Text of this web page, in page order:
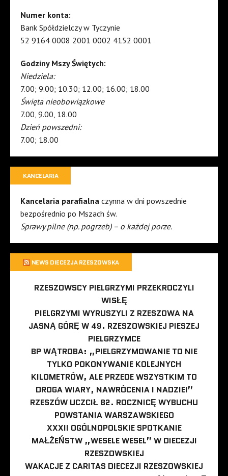
Numer konta:
Bank Spółdzielczy w Tyczynie
52 9164 0008 2001 0002 4152 0001
Godziny Mszy Świętych:
Niedziela:
7.00; 9.00; 10.30; 12.00; 16.00; 18.00
Święta nieobowiązkowe
7.00, 9.00, 18.00
Dzień powszedni:
7.00; 18.00
KANCELARIA
Kancelaria parafialna czynna w dni powszednie
bezpośrednio po Mszach św.
Sprawy pilne (np. pogrzeb) – o każdej porze.
NEWS DIECEZJA RZESZOWSKA
RZESZOWSCY PIELGRZYMI PRZEKROCZYLI
WISŁĘ
PIELGRZYMI WYRUSZYLI Z RZESZOWA NA
JASNĄ GÓRĘ W 49. RZESZOWSKIEJ PIESZEJ
PIELGRZYMCE
BP WĄTROBA: „PIELGRZYMOWANIE TO NIE
TYLKO POKONYWANIE KOLEJNYCH
KILOMETRÓW, ALE PRZEDE WSZYSTKIM TO
DROGA WIARY, NAWRÓCENIA I NADZIEI”
RZESZÓW UCZCIŁ 82. ROCZNICĘ WYBUCHU
POWSTANIA WARSZAWSKIEGO
XXXII OGÓLNOPOLSKIE SPOTKANIE
MAŁŻEŃSTW „WESELE WESEL” W DIECEZJI
RZESZOWSKIEJ
WAKACJE Z CARITAS DIECEZJI RZESZOWSKIEJ